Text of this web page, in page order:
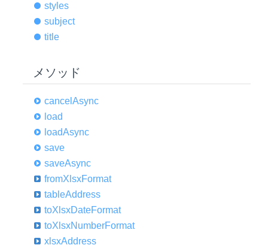
styles
subject
title
メソッド
cancel Async
load
loadAsync
save
saveAsync
fromXlsxFormat
tableAddress
toXlsxDateFormat
toXlsxNumberFormat
xlsxAddress